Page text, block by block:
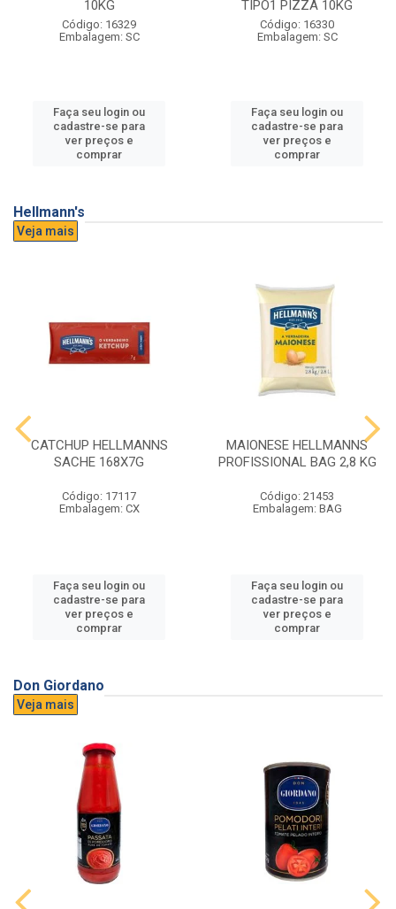
10KG
Código: 16329
Embalagem: SC
Faça seu login ou
cadastre-se para
ver preços e
comprar
TIPO1 PIZZA 10KG
Código: 16330
Embalagem: SC
Faça seu login ou
cadastre-se para
ver preços e
comprar
Hellmann's
Veja mais
CATCHUP HELLMANNS
SACHE 168X7G
Código: 17117
Embalagem: CX
Faça seu login ou
cadastre-se para
ver preços e
comprar
MAIONESE HELLMANNS
PROFISSIONAL BAG 2,8 KG
Código: 21453
Embalagem: BAG
Faça seu login ou
cadastre-se para
ver preços e
comprar
Don Giordano
Veja mais